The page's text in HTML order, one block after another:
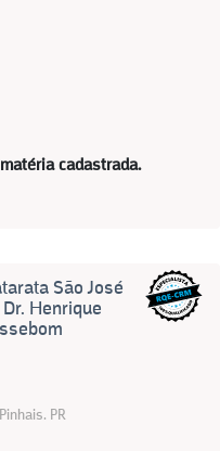
cadastrada.
São José
Henrique
PR